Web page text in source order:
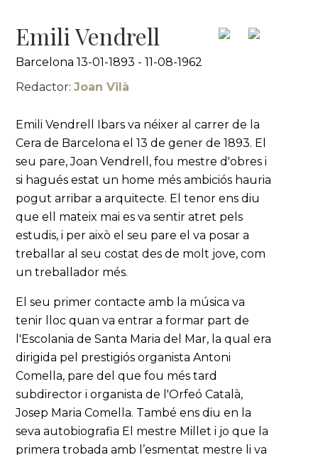
Emili Vendrell
Barcelona 13-01-1893 - 11-08-1962
Redactor:Joan Vilà
Emili Vendrell Ibars va néixer al carrer de la
Cera de Barcelona el 13 de gener de 1893. El
seu pare, Joan Vendrell, fou mestre d'obres i
si hagués estat un home més ambiciós hauria
pogut arribar a arquitecte. El tenor ens diu
que ell mateix mai es va sentir atret pels
estudis, i per això el seu pare el va posar a
treballar al seu costat des de molt jove, com
un treballador més.
El seu primer contacte amb la música va
tenir lloc quan va entrar a formar part de
l'Escolania de Santa Maria del Mar, la qual era
dirigida pel prestigiós organista Antoni
Comella, pare del que fou més tard
subdirector i organista de l'Orfeó Català,
Josep Maria Comella. També ens diu en la
seva autobiografia El mestre Millet i jo que la
primera trobada amb l’esmentat mestre li va